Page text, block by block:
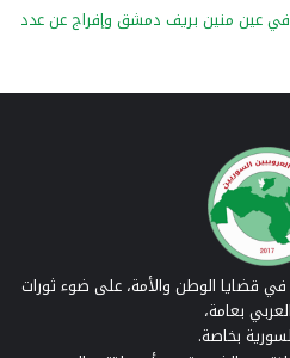
في عين منين بريف دمشق وإفراج عن عدد
قضايا الوطن والأمة، على ضوء ثورات
بعامة،
بخاصة.